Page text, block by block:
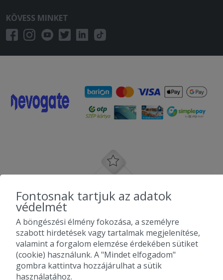
KÖVESS MINKET
Fontosnak tartjuk az adatok
védelmét
A böngészési élmény fokozása, a személyre
szabott hirdetések vagy tartalmak megjelenítése,
valamint a forgalom elemzése érdekében sütiket
(cookie) használunk. A "Mindet elfogadom"
gombra kattintva hozzájárulhat a sütik
használatához.